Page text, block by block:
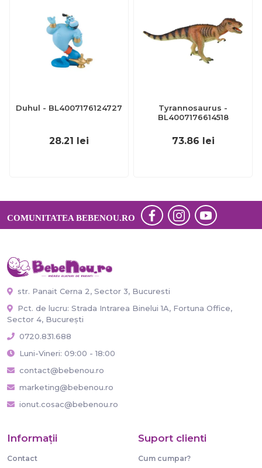
Duhul - BL4007176124727
28.21 lei
Tyrannosaurus -
BL4007176614518
73.86 lei
COMUNITATEA BEBENOU.RO
str. Panait Cerna 2, Sector 3, Bucuresti
Pct. de lucru: Strada Intrarea Binelui 1A, Fortuna Office,
Sector 4, București
0720.831.688
Luni-Vineri: 09:00 - 18:00
contact@bebenou.ro
marketing@bebenou.ro
ionut.cosac@bebenou.ro
Informaţii
Contact
Suport clienti
Cum cumpar?